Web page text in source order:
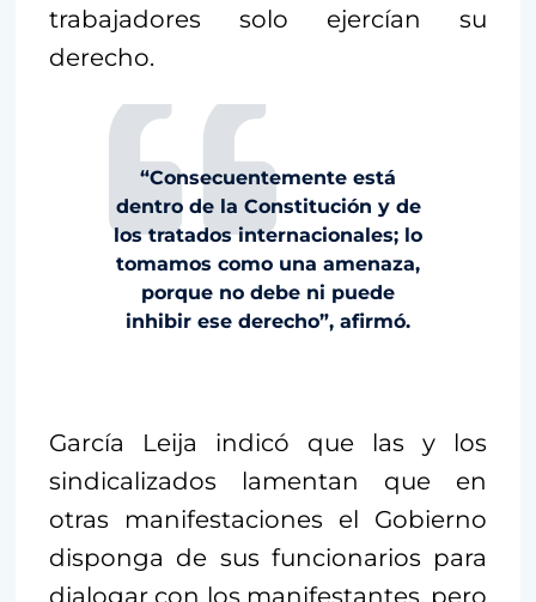
trabajadores solo ejercían su
derecho.
“Consecuentemente está
dentro de la Constitución y de
los tratados internacionales; lo
tomamos como una amenaza,
porque no debe ni puede
inhibir ese derecho”, afirmó.
García Leija indicó que las y los
sindicalizados lamentan que en
otras manifestaciones el Gobierno
disponga de sus funcionarios para
dialogar con los manifestantes, pero